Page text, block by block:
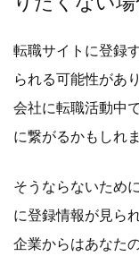
転職サイトに登録
られる可能性があ
会社に転職活動中
に繋がるかもしれ
そうならないため
に登録情報が見ら
企業からはあなた